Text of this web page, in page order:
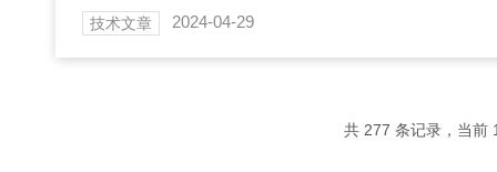
璃微珠的含量越高则代表着粉煤灰的质量越好。如果掺
炉渣粉，则各粒径级别的不规则颗粒较多，因此使用偏
技术文章 2024-04-29
共 277 条记录，当